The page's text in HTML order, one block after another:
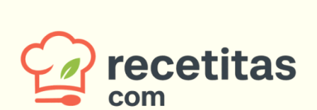
contenido